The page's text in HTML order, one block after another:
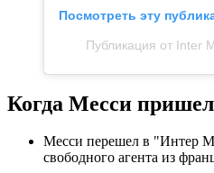
Посмотреть эту
Публикация от Inter
Когда Месси
Месси перешел в "Интер
свободного агента из